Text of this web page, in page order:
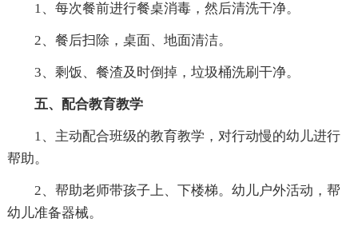
1、每次餐前进行餐桌消毒，然后清洗干净。
2、餐后扫除，桌面、地面清洁。
3、剩饭、餐渣及时倒掉，垃圾桶洗刷干净。
五、配合教育教学
1、主动配合班级的教育教学，对行动慢的幼儿进行
帮助。
2、帮助老师带孩子上、下楼梯。幼儿户外活动，帮
幼儿准备器械。